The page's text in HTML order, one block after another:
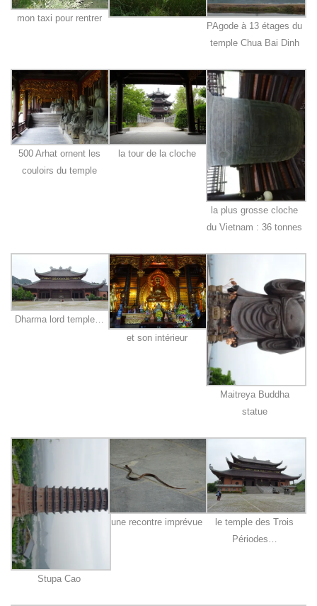
mon taxi pour rentrer
PAgode à 13 étages du
temple Chua Bai Dinh
500 Arhat ornent les
couloirs du temple
la tour de la cloche
la plus grosse cloche
du Vietnam : 36 tonnes
Dharma lord temple…
et son intérieur
Maitreya Buddha
statue
Stupa Cao
une recontre imprévue
le temple des Trois
Périodes…